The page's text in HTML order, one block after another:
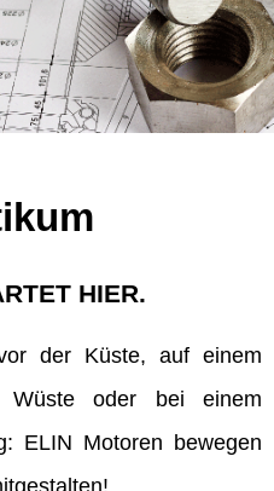
HIER.
der Küste, auf einem
oder bei einem
ELIN Motoren bewegen